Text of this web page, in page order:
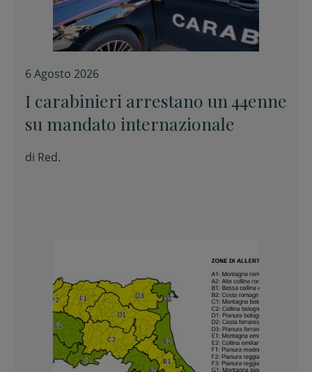
6 Agosto 2026
I carabinieri arrestano un 44enne
su mandato internazionale
di Red.